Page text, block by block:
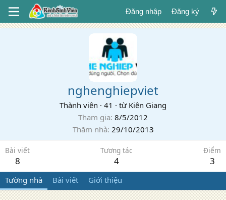
Đăng nhập Đăng ký
nghenghiepviet
Thành viên · 41 · từ Kiên Giang
Tham gia 8/5/2012
Thăm nhà 29/10/2013
Bài viết
8
Tương tác
4
Điểm
3
Tường nhà Bài viết Giới thiệu